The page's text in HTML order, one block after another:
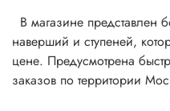
В магазине представлен
наверший и ступеней,
цене. Предусмотрена
заказов по территории